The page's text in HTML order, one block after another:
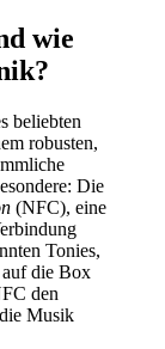
wie
beliebten
robusten,
Die
(NFC), eine
Tonies,
die Box
den
Musik